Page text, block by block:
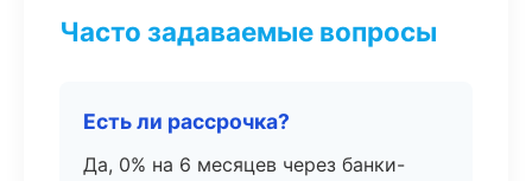
Часто задаваемые вопросы
Есть ли рассрочка?
Да, 0% на 6 месяцев через банки-